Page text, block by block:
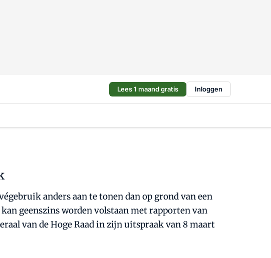
Lees 1 maand gratis Inloggen
anders aan te tonen dan op grond van een
geenszins worden volstaan met rapporten van
van de Hoge Raad in zijn uitspraak van 8 maart